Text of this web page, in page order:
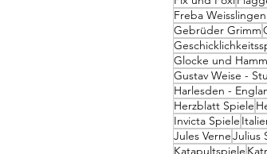
Freba
Gebrüder Grimm
Glocke und
Gustav Weise -
Harlesden -
Herzblatt Spiele
Invicta Spiele
Jules VerneJulius
Katapultspiele